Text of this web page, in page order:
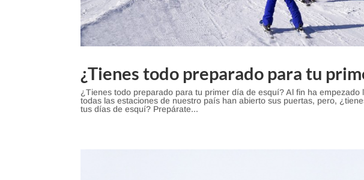
¿Tienes todo preparado para tu
¿Tienes todo preparado para tu primer día de esquí? Al fin ha
todas las estaciones de nuestro país han abierto sus puertas, pero,
tus días de esquí? Prepárate...